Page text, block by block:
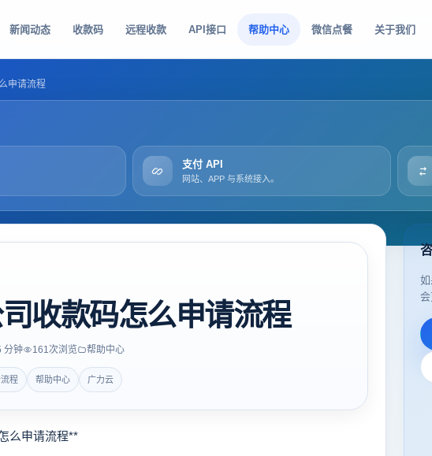
新闻动态 收款码 远程收款 API接口 帮助中心 微信点餐 关于我们
申请流程
支付 API
网站、APP 与系统接入。
收款码怎么申请流程
分钟 161次浏览 帮助中心
程 帮助中心 广力云
申请流程**
会